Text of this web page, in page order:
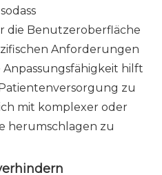
die Benutzeroberfläche
Anforderungen
hilft
zu
mit komplexer oder
herumschlagen zu